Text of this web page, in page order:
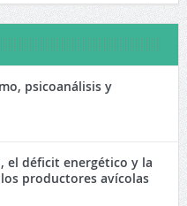
psicoanálisis y
el déficit energético y la
productores avícolas